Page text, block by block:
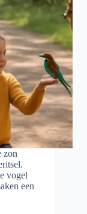
zon
vogel
een